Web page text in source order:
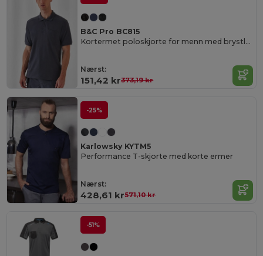
B&C Pro BC815
Kortermet poloskjorte for menn med brystlomme
Nærst:
151,42 kr373,19 kr
-25%
Karlowsky KYTM5
Performance T-skjorte med korte ermer
Nærst:
428,61 kr571,10 kr
-51%